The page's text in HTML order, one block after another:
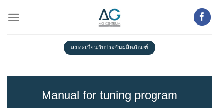
ลงทะเบียนรับประกันผลิตภัณฑ์
Manual for tuning program